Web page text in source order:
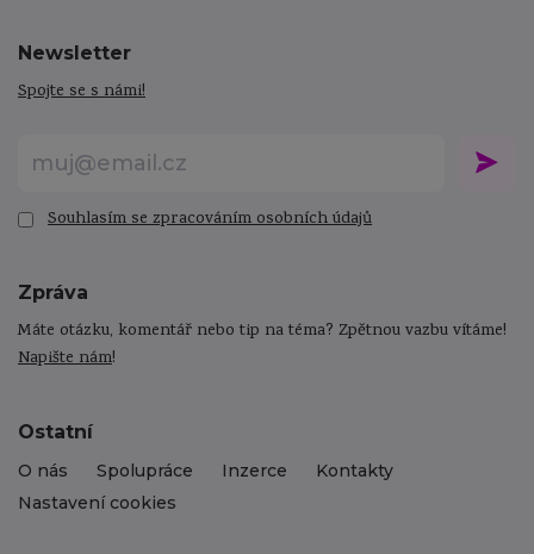
Newsletter
Spojte se s námi!
Souhlasím se zpracováním osobních údajů
Ostatní
O nás Spolupráce Inzerce
Kontakty
Nastavení cookies
Zpráva
Máte otázku, komentář nebo tip na téma? Zpětnou vazbu vítáme!
Napište nám!